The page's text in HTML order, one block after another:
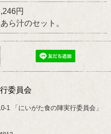
円
ら汁のセット。
委員会
1 「にいがた食の陣実行委員会」